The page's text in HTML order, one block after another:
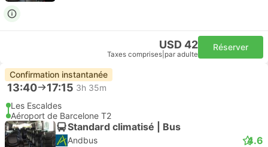
USD 42
Taxes comprises par adulte
Réserver
Confirmation instantanée
13:40 17:15 3h 35m
Les Escaldes
Aéroport de Barcelone T2
Standard climatisé | Bus
Andbus 4.6